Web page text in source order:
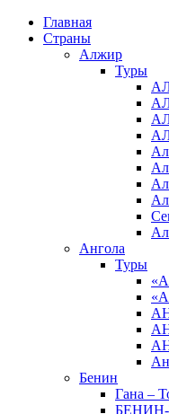
Главная
Страны
Алжир
Туры
Ангола
Туры
Бенин
Гана –
БЕНИН-